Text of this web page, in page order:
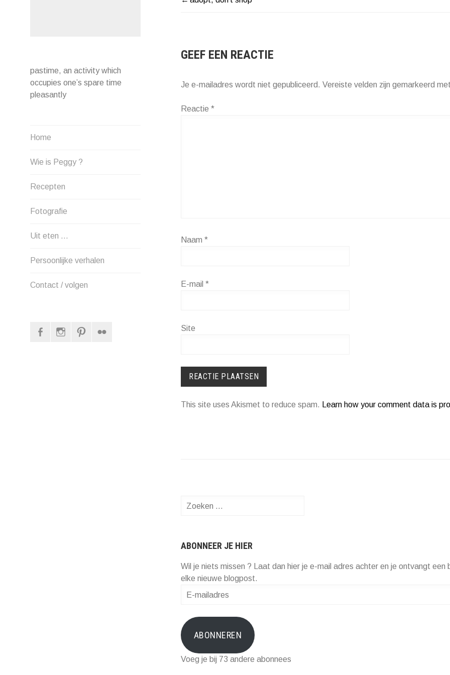
pastime, an activity which
occupies one’s spare time
pleasantly
Home
Wie is Peggy ?
Recepten
Fotografie
Uit eten …
Persoonlijke verhalen
Contact / volgen
FacebookInstagram
BERICHT
GEEF EEN REACTIE
Je e-mailadres wordt niet gepubliceerd. Vereiste velden zijn gemarkeerd
Reactie *
Naam *
E-mail *
Site
This site uses Akismet to reduce spam. Learn how your comment data is
Zoeken
ABONNEER JE HIER
Wil je niets missen ? Laat dan hier je e-mail adres achter en je ontvangt een
elke nieuwe blogpost.
E-
ABONNEREN
Voeg je bij 73 andere abonnees